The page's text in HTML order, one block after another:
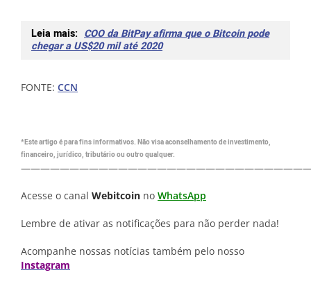
Leia mais: COO da BitPay afirma que o Bitcoin pode
chegar a US$20 mil até 2020
FONTE: CCN
*Este artigo é para fins informativos. Não visa aconselhamento de investimento,
financeiro, jurídico, tributário ou outro qualquer.
Acesse o canal Webitcoin no WhatsApp
Lembre de ativar as notificações para não perder nada!
Acompanhe nossas notícias também pelo nosso
Instagram